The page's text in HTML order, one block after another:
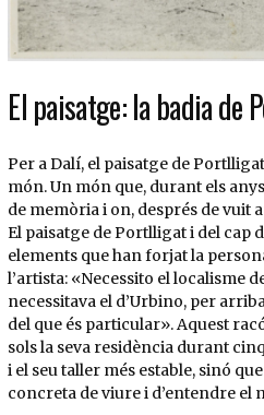
El paisatge: la badia de
Per a Dalí, el paisatge de
món. Un món que, durant els
de memòria i on, després de vuit
El paisatge de Portlligat i del cap
elements que han forjat la
l’artista: «Necessito el localisme
necessitava el d’Urbino, per
del que és particular». Aquest
sols la seva residència durant
i el seu taller més estable, sinó
concreta de viure i d’entendre el